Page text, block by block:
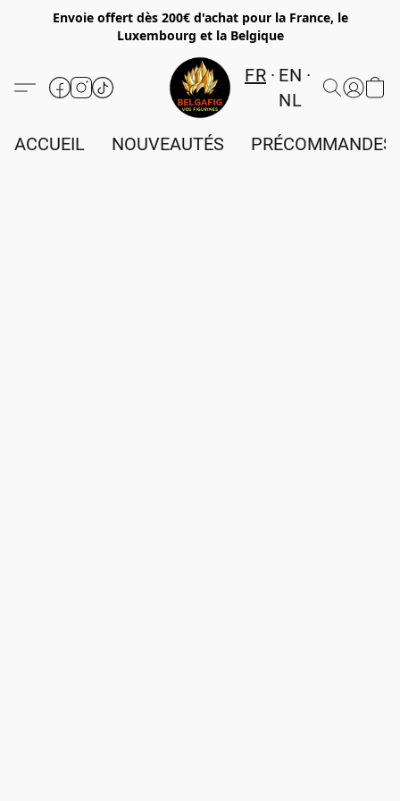
Envoie offert dès 200€ d'achat pour la France, le
Luxembourg et la Belgique
FR
EN
NL
ACCUEIL NOUVEAUTÉS PRÉCOMMANDES